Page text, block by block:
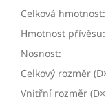
Celková hmotnost:
Hmotnost přívěsu:
Nosnost:
Celkový rozměr
Vnitřní rozměr